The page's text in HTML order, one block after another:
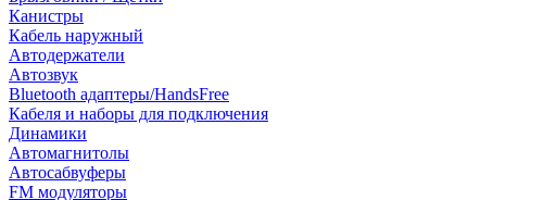
Канистры
Кабель наружный
Автодержатели
Автозвук
Bluetooth адаптеры/HandsFree
Кабеля и наборы для подключения
Динамики
Автомагнитолы
Автосабвуферы
FM модуляторы